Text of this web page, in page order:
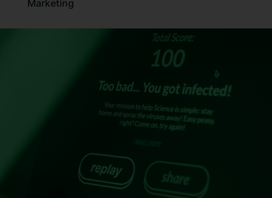
Marketing